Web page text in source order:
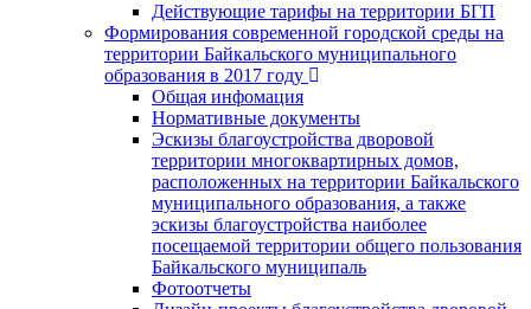
Действующие тарифы на территории БГП
Формирования современной городской среды на
территории Байкальского муниципального
образования в 2017 году
Общая инфомация
Нормативные документы
Эскизы благоустройства дворовой
территории многоквартирных домов,
расположенных на территории Байкальского
муниципального образования, а также
эскизы благоустройства наиболее
посещаемой территории общего пользования
Байкальского муниципаль
Фотоотчеты